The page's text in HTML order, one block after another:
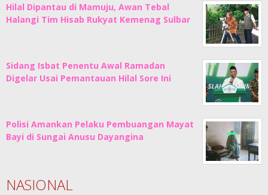
Hilal Dipantau di Mamuju, Awan Tebal
Halangi Tim Hisab Rukyat Kemenag Sulbar
Sidang Isbat Penentu Awal Ramadan
Digelar Usai Pemantauan Hilal Sore Ini
Polisi Amankan Pelaku Pembuangan Mayat
Bayi di Sungai Anusu Dayangina
NASIONAL